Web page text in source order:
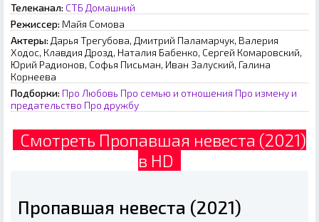
Телеканал: СТБ Домашний
Режиссер: Майя Сомова
Актеры: Дарья Трегубова, Дмитрий Паламарчук, Валерия
Ходос, Клавдия Дрозд, Наталия Бабенко, Сергей Комаровский,
Юрий Радионов, Софья Письман, Иван Залуский, Галина
Корнеева
Подборки: Про Любовь Про семью и отношения Про измену и
предательство Про дружбу
Смотреть Пропавшая невеста (2021)
в HD
Пропавшая невеста (2021)